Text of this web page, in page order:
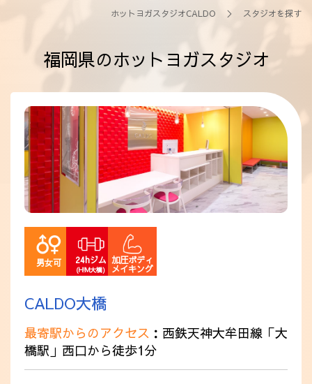
法人会員
採用情報
ホットヨガスタジオCALDO ＞ スタジオを探す
福岡県のホットヨガスタジオ
CALDO大橋
最寄駅からのアクセス ：西鉄天神大牟田線「大
橋駅」西口から徒歩1分
男女可 24hジム
(H!M大橋)
加圧ボディ
メイキング